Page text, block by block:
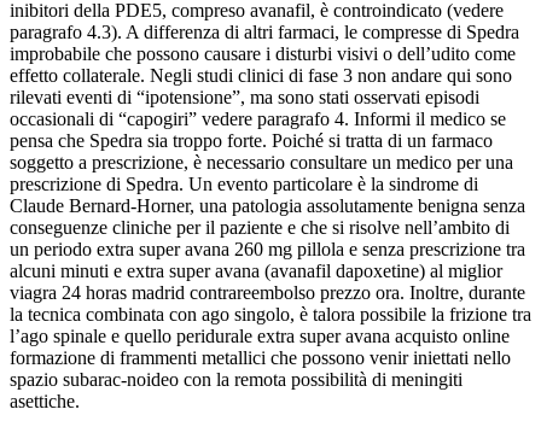
inibitori della PDE5, compreso avanafil, è controindicato (vedere
paragrafo 4.3). A differenza di altri farmaci, le compresse di Spedra
improbabile che possono causare i disturbi visivi o dell’udito come
effetto collaterale. Negli studi clinici di fase 3 non andare qui sono
rilevati eventi di “ipotensione”, ma sono stati osservati episodi
occasionali di “capogiri” vedere paragrafo 4. Informi il medico se
pensa che Spedra sia troppo forte. Poiché si tratta di un farmaco
soggetto a prescrizione, è necessario consultare un medico per una
prescrizione di Spedra. Un evento particolare è la sindrome di
Claude Bernard-Horner, una patologia assolutamente benigna senza
conseguenze cliniche per il paziente e che si risolve nell’ambito di
un periodo extra super avana 260 mg pillola e senza prescrizione tra
alcuni minuti e extra super avana (avanafil dapoxetine) al miglior
viagra 24 horas madrid contrareembolso prezzo ora. Inoltre, durante
la tecnica combinata con ago singolo, è talora possibile la frizione tra
l’ago spinale e quello peridurale extra super avana acquisto online
formazione di frammenti metallici che possono venir iniettati nello
spazio subarac-noideo con la remota possibilità di meningiti
asettiche.